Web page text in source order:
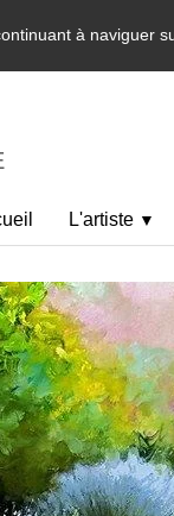
à naviguer
L'artiste ▼